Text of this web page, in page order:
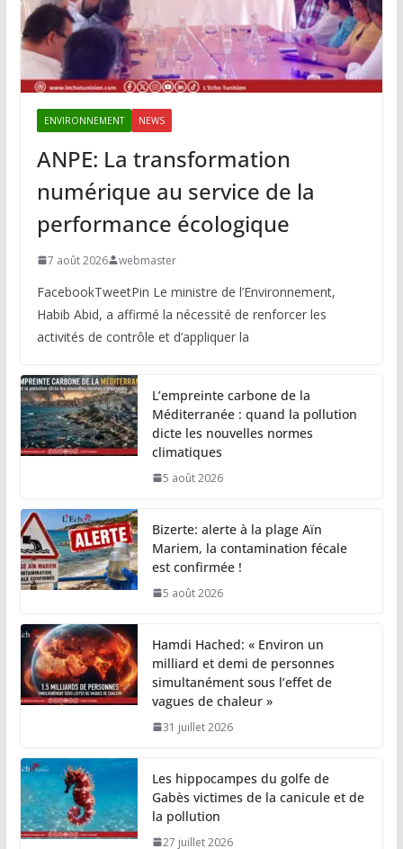
ENVIRONNEMENT NEWS
ANPE: La transformation
numérique au service de la
performance écologique
7 août 2026 webmaster
FacebookTweetPin Le ministre de l’Environnement,
Habib Abid, a affirmé la nécessité de renforcer les
activités de contrôle et d’appliquer la
L’empreinte carbone de la
Méditerranée : quand la pollution
dicte les nouvelles normes
climatiques
5 août 2026
Bizerte: alerte à la plage Aïn
Mariem, la contamination fécale
est confirmée !
5 août 2026
Hamdi Hached: « Environ un
milliard et demi de personnes
simultanément sous l’effet de
vagues de chaleur »
31 juillet 2026
Les hippocampes du golfe de
Gabès victimes de la canicule et de
la pollution
27 juillet 2026